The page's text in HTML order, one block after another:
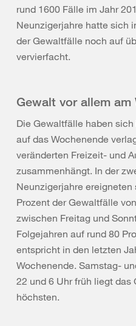
rund 1600 Fälle im Jahr
Neunzigerjahre hatte sich
der Gewaltfälle noch auf
vervierfacht.
Gewalt vor allem am
Die Gewaltfälle haben
auf das Wochenende
veränderten Freizeit- und
zusammenhängt. In der
Neunzigerjahre
Prozent der Gewaltfälle
zwischen Freitag und
Folgejahren auf rund 80
entspricht in den letzten
Wochenende. Samstag-
22 und 6 Uhr früh liegt das
höchsten.